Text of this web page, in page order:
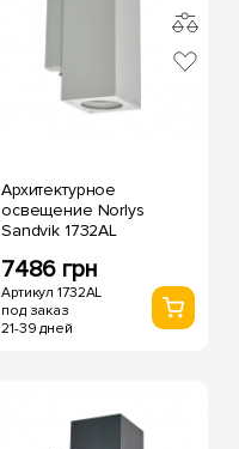
Архитектурное
освещение Norlys
Sandvik 1732AL
7486 грн
Артикул 1732AL
под заказ
21-39 дней